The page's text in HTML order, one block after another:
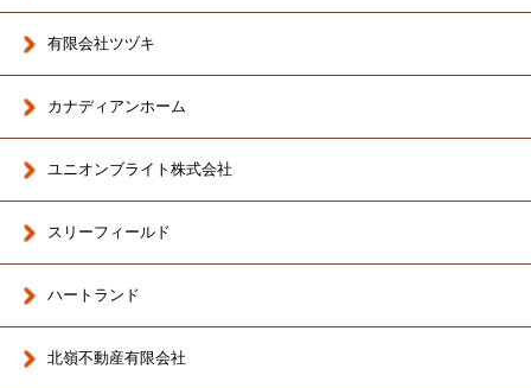
有限会社ツヅキ
カナディアンホーム
ユニオンブライト株式会社
スリーフィールド
ハートランド
北嶺不動産有限会社